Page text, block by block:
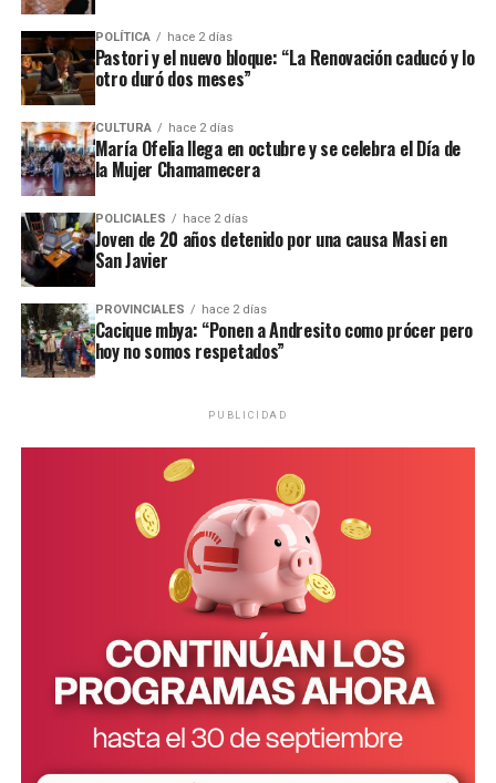
Todos los episodios son investigados por el personal de la
comisaría local, aunque hasta el momento no se conocieron
mayores novedades.
POLÍTICA hace 2 días
Pastori y el nuevo bloque: “La Renovación caducó y lo
otro duró dos meses”
CULTURA hace 2 días
María Ofelia llega en octubre y se celebra el Día de
la Mujer Chamamecera
POLICIALES hace 2 días
Joven de 20 años detenido por una causa Masi en
San Javier
PROVINCIALES hace 2 días
Cacique mbya: “Ponen a Andresito como prócer pero
hoy no somos respetados”
PUBLICIDAD